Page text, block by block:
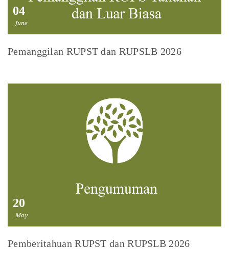
04
June
Pemanggilan RUPST dan RUPSLB 2026
20
May
Pemberitahuan RUPST dan RUPSLB 2026